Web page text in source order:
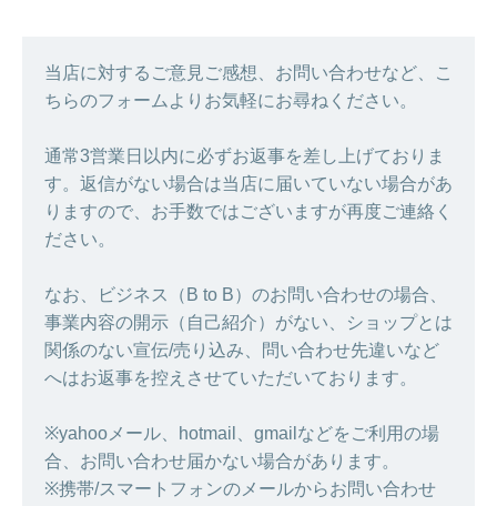
当店に対するご意見ご感想、お問い合わせなど、こ
ちらのフォームよりお気軽にお尋ねください。
通常3営業日以内に必ずお返事を差し上げておりま
す。返信がない場合は当店に届いていない場合があ
りますので、お手数ではございますが再度ご連絡く
ださい。
なお、ビジネス（B to B）のお問い合わせの場合、
事業内容の開示（自己紹介）がない、ショップとは
関係のない宣伝/売り込み、問い合わせ先違いなど
へはお返事を控えさせていただいております。
※yahooメール、hotmail、gmailなどをご利用の場
合、お問い合わせ届かない場合があります。
※携帯/スマートフォンのメールからお問い合わせ